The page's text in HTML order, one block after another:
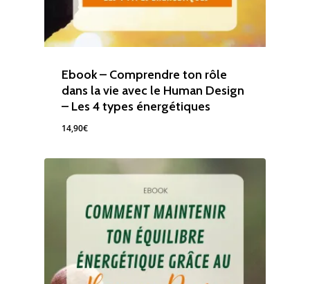
Ebook – Comprendre ton rôle
dans la vie avec le Human Design
– Les 4 types énergétiques
14,90€